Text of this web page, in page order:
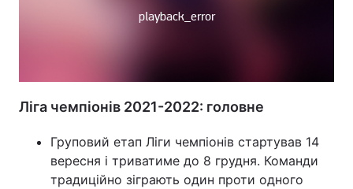
Ліга чемпіонів 2021-2022: головне
Груповий етап Ліги чемпіонів стартував 14
вересня і триватиме до 8 грудня. Команди
традиційно зіграють один проти одного